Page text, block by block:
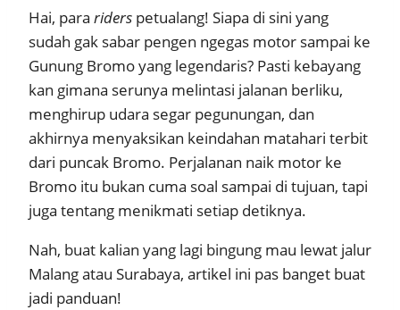
Hai, para riders petualang! Siapa di sini yang
sudah gak sabar pengen ngegas motor sampai ke
Gunung Bromo yang legendaris? Pasti kebayang
kan gimana serunya melintasi jalanan berliku,
menghirup udara segar pegunungan, dan
akhirnya menyaksikan keindahan matahari terbit
dari puncak Bromo. Perjalanan naik motor ke
Bromo itu bukan cuma soal sampai di tujuan, tapi
juga tentang menikmati setiap detiknya.
Nah, buat kalian yang lagi bingung mau lewat jalur
Malang atau Surabaya, artikel ini pas banget buat
jadi panduan!